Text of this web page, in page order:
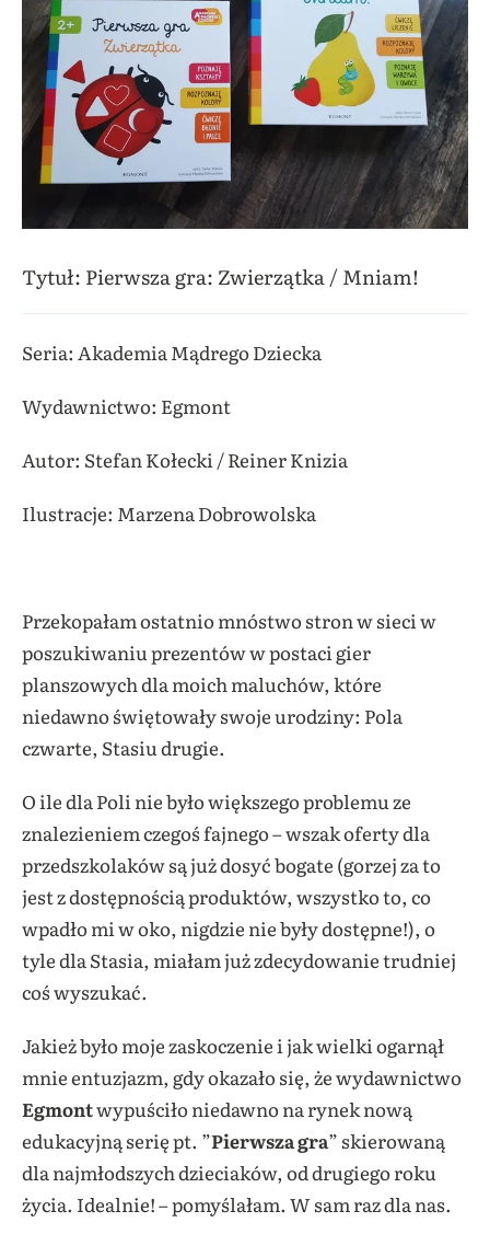
Tytuł: Pierwsza gra: Zwierzątka / Mniam!
Seria: Akademia Mądrego Dziecka
Wydawnictwo: Egmont
Autor: Stefan Kołecki / Reiner Knizia
Ilustracje: Marzena Dobrowolska
Przekopałam ostatnio mnóstwo stron w sieci w
poszukiwaniu prezentów w postaci gier
planszowych dla moich maluchów, które
niedawno świętowały swoje urodziny: Pola
czwarte, Stasiu drugie.
O ile dla Poli nie było większego problemu ze
znalezieniem czegoś fajnego – wszak oferty dla
przedszkolaków są już dosyć bogate (gorzej za to
jest z dostępnością produktów, wszystko to, co
wpadło mi w oko, nigdzie nie były dostępne!), o
tyle dla Stasia, miałam już zdecydowanie trudniej
coś wyszukać.
Jakież było moje zaskoczenie i jak wielki ogarnął
mnie entuzjazm, gdy okazało się, że wydawnictwo
Egmontwypuściło niedawno na rynek nową
edukacyjną serię pt. ”Pierwsza gra” skierowaną
dla najmłodszych dzieciaków, od drugiego roku
życia. Idealnie! – pomyślałam. W sam raz dla nas.